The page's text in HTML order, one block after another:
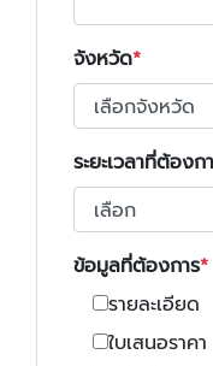
จังหวัด
ระยะเวลาที่ต้องก
ข้อมูลที่ต้องการ
รายละเอียด
ใบเสนอราคา